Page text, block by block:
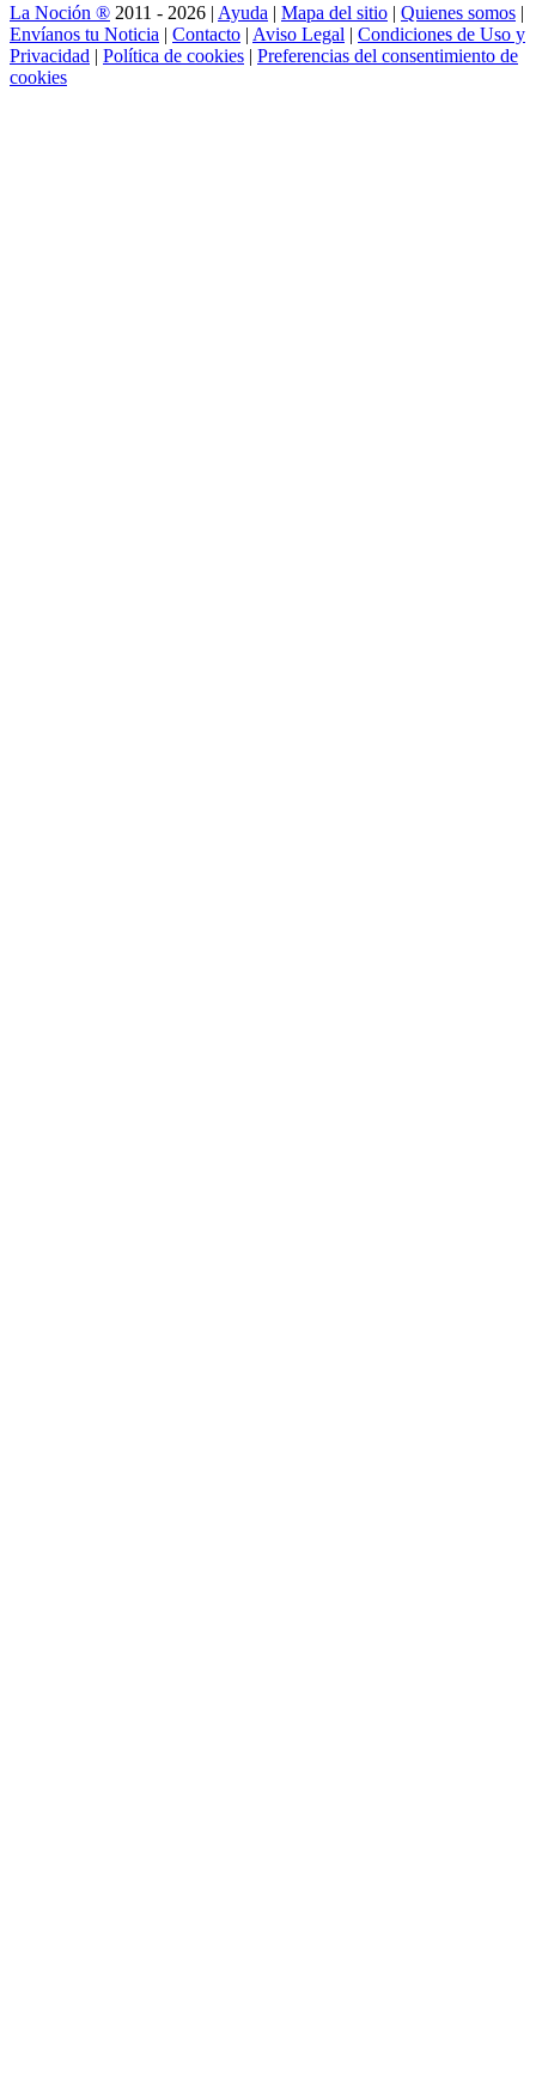
La Noción ® 2011 - 2026 | Ayuda | Mapa del sitio | Quienes somos |
Envíanos tu Noticia | Contacto | Aviso Legal | Condiciones de Uso y
Privacidad | Política de cookies | Preferencias del consentimiento de
cookies